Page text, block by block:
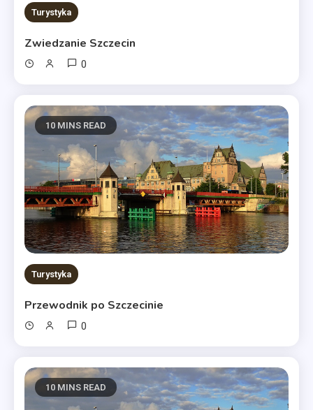
Turystyka
Zwiedzanie Szczecin
0
10 MINS READ
Turystyka
Przewodnik po Szczecinie
0
10 MINS READ